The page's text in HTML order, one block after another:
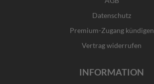
f
a
m
e
r
Datenschutz
Premium-Zugang kündigen
Vertrag widerrufen
INFORMATION